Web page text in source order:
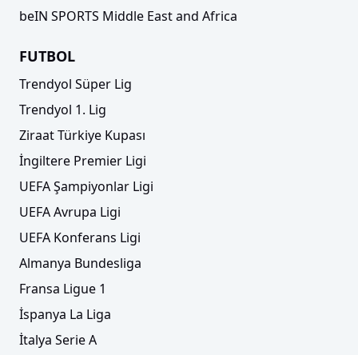
beIN SPORTS Middle East and Africa
FUTBOL
Trendyol Süper Lig
Trendyol 1. Lig
Ziraat Türkiye Kupası
İngiltere Premier Ligi
UEFA Şampiyonlar Ligi
UEFA Avrupa Ligi
UEFA Konferans Ligi
Almanya Bundesliga
Fransa Ligue 1
İspanya La Liga
İtalya Serie A